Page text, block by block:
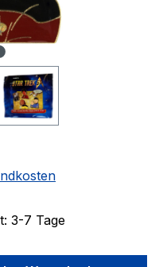
3-7 Tage